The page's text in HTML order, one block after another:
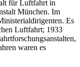
für Luftfahrt in
München. Im
Es
Luftfahrt; 1933
waren es